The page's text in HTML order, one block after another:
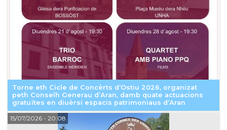
Torne eth Cicle de Concèrts d’Ostiu 2026, organizat
peth Conselh Generau d’Aran, damb quate actuacions
gratuïtes en diuèrsi espacis patrimoniaus d’Aran
15/07/2026- 20:08